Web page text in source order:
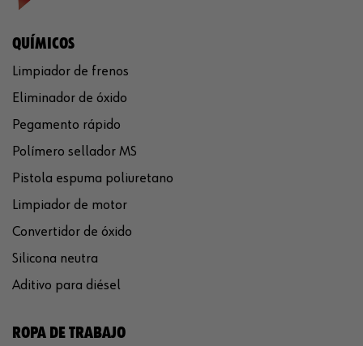
QUÍMICOS
Limpiador de frenos
Eliminador de óxido
Pegamento rápido
Polímero sellador MS
Pistola espuma poliuretano
Limpiador de motor
Convertidor de óxido
Silicona neutra
Aditivo para diésel
ROPA DE TRABAJO